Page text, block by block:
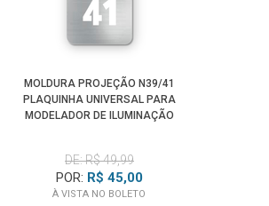
MOLDURA PROJEÇÃO N39/41
PLAQUINHA UNIVERSAL PARA
MODELADOR DE ILUMINAÇÃO
DE: R$ 49,99
POR: R$ 45,00
À VISTA NO BOLETO